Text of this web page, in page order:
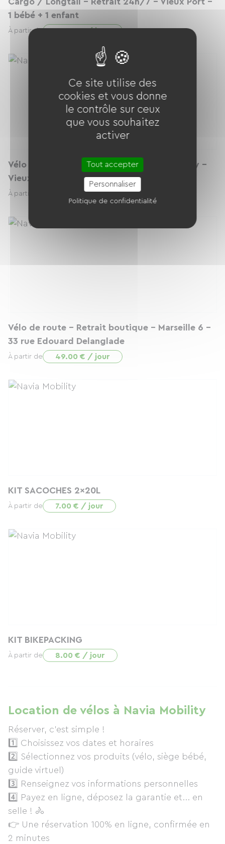
1 bébé + 1 enfant
À partir de 45.00 € / jour
Vélo de route - Retrait 24h/7 Navia Mobility -
Vieux Port - Parking Centre bourse
À partir de 49.00 € / jour
Vélo de route - Retrait boutique - Marseille 6 -
33 rue Edouard Delanglade
À partir de 49.00 € / jour
KIT SACOCHES 2x20L
À partir de 7.00 € / jour
KIT BIKEPACKING
À partir de 8.00 € / jour
Location de vélos à Navia Mobility
Réserver, c'est simple !
1️⃣ Choisissez vos dates et horaires
2️⃣ Sélectionnez vos produits (vélo, siège bébé,
guide virtuel)
3️⃣ Renseignez vos informations personnelles
4️⃣ Payez en ligne, déposez la garantie et... en
selle ! 🚴
👉 Une réservation 100% en ligne, confirmée en
2 minutes
Ce site utilise des
cookies et vous donne
le contrôle sur ceux
que vous souhaitez
activer
Tout accepter
Personnaliser
Politique de confidentialité